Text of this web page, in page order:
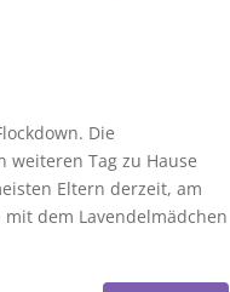
Die
Tag zu Hause
Eltern derzeit, am
dem Lavendelmädchen